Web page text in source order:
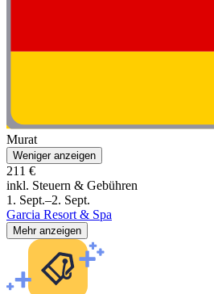
Murat
Weniger anzeigen
211 €
inkl. Steuern & Gebühren
1. Sept.–2. Sept.
Garcia Resort & Spa
Mehr anzeigen